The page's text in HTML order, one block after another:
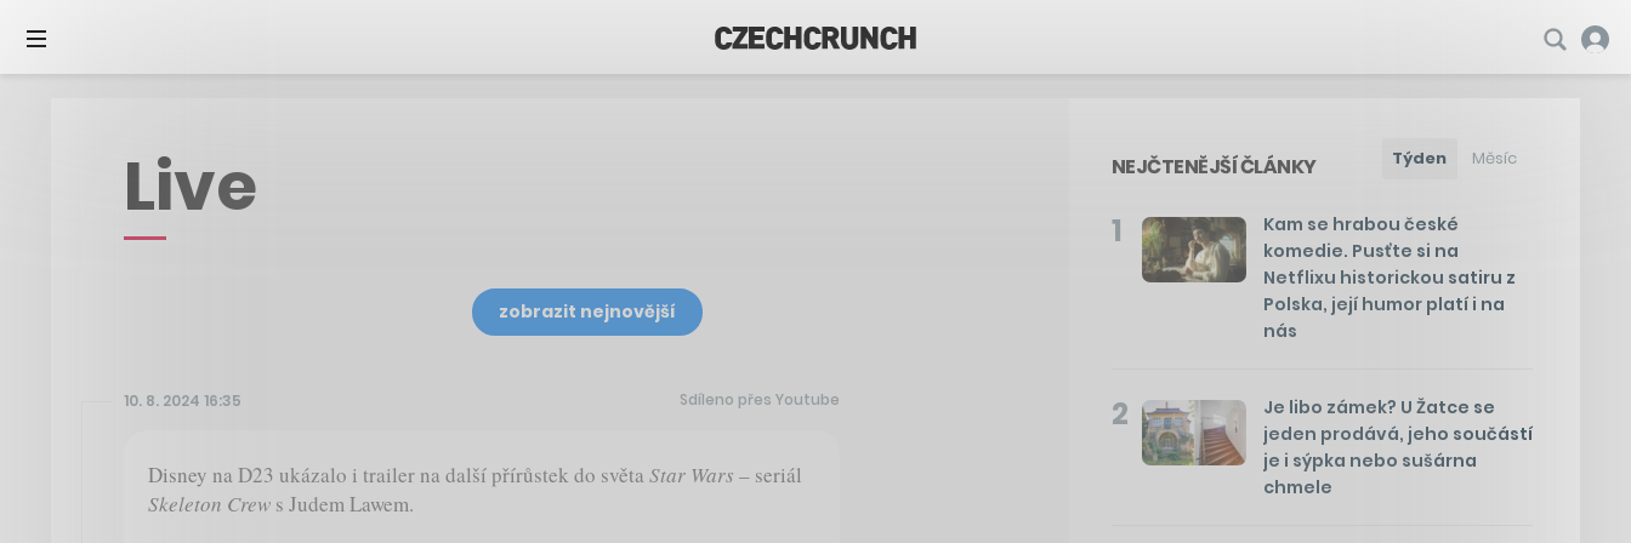
Live
zobrazit nejnovější
10. 8. 2024 16:35 Sdíleno přes Youtube
Disney na D23 ukázalo i trailer na další přírůstek do světa Star Wars – seriál
Skeleton Crew s Judem Lawem.
NEJČTENĚJŠÍ ČLÁNKY Týden Měsíc
1
Kam se hrabou české
komedie. Pusťte si na
Netflixu historickou satiru z
Polska, její humor platí i na
nás
2
Je libo zámek? U Žatce se
jeden prodává, jeho součástí
je i sýpka nebo sušárna
chmele